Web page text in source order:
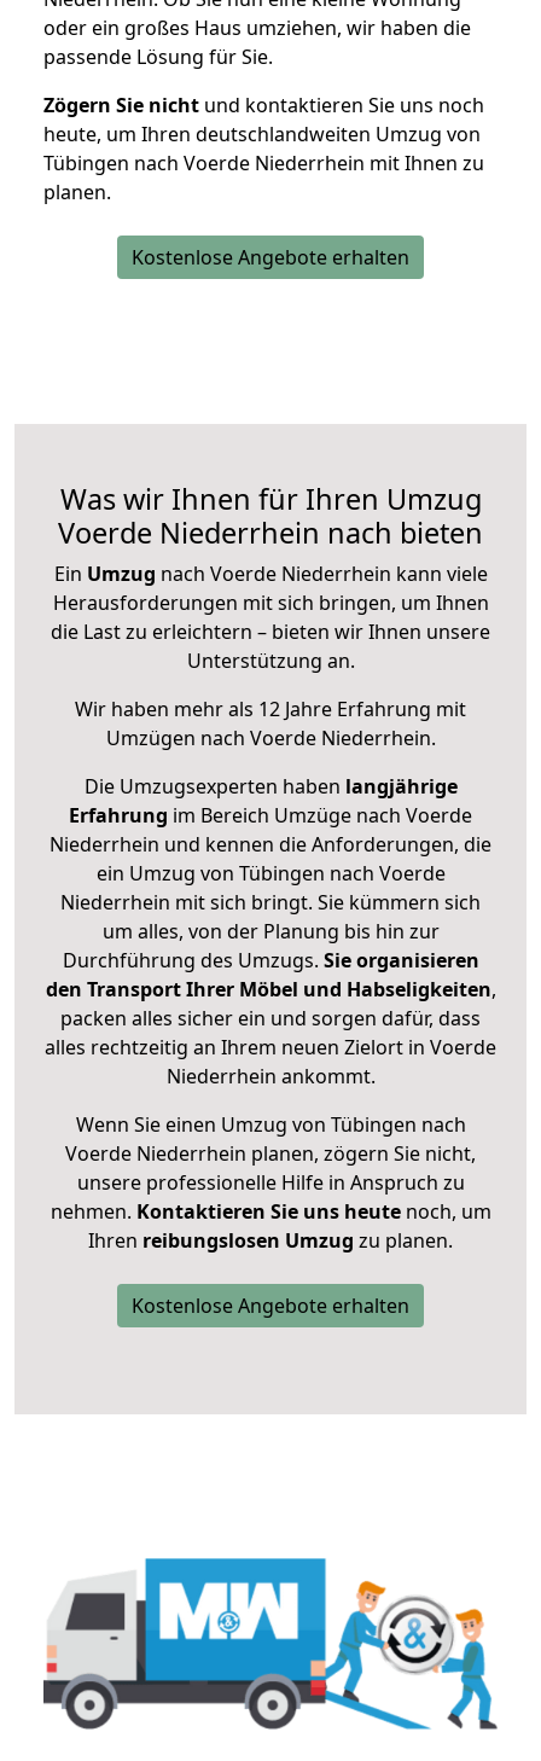
oder ein großes Haus umziehen, wir haben die
passende Lösung für Sie.
Zögern Sie nicht und kontaktieren Sie uns noch
heute, um Ihren deutschlandweiten Umzug von
Tübingen nach Voerde Niederrhein mit Ihnen zu
planen.
Kostenlose Angebote erhalten
Was wir Ihnen für Ihren Umzug
Voerde Niederrhein nach bieten
Ein Umzug nach Voerde Niederrhein kann viele
Herausforderungen mit sich bringen, um Ihnen
die Last zu erleichtern – bieten wir Ihnen unsere
Unterstützung an.
Wir haben mehr als 12 Jahre Erfahrung mit
Umzügen nach Voerde Niederrhein.
Die Umzugsexperten haben langjährige
Erfahrung im Bereich Umzüge nach Voerde
Niederrhein und kennen die Anforderungen, die
ein Umzug von Tübingen nach Voerde
Niederrhein mit sich bringt. Sie kümmern sich
um alles, von der Planung bis hin zur
Durchführung des Umzugs. Sie organisieren
den Transport Ihrer Möbel und Habseligkeiten,
packen alles sicher ein und sorgen dafür, dass
alles rechtzeitig an Ihrem neuen Zielort in Voerde
Niederrhein ankommt.
Wenn Sie einen Umzug von Tübingen nach
Voerde Niederrhein planen, zögern Sie nicht,
unsere professionelle Hilfe in Anspruch zu
nehmen. Kontaktieren Sie uns heutenoch, um
Ihren reibungslosen Umzug zu planen.
Kostenlose Angebote erhalten